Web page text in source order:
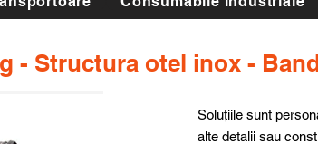
- Structura otel inox -
Soluțiile sunt
alte detalii sau